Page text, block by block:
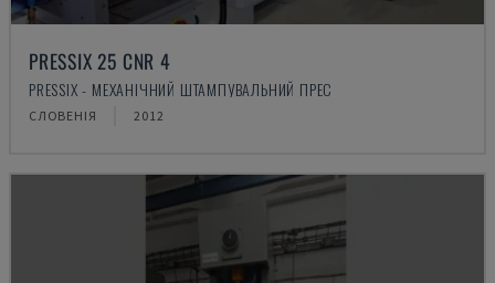
PRESSIX 25 CNR 4
PRESSIX - МЕХАНІЧНИЙ ШТАМПУВАЛЬНИЙ ПРЕС
СЛОВЕНІЯ 2012